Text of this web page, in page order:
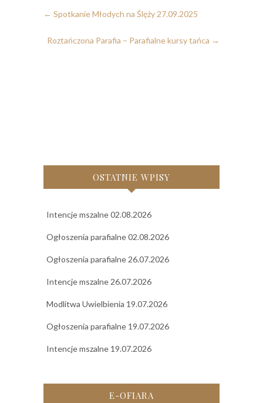
← Spotkanie Młodych na Ślęży 27.09.2025
Roztańczona Parafia – Parafialne kursy tańca →
OSTATNIE WPISY
Intencje mszalne 02.08.2026
Ogłoszenia parafialne 02.08.2026
Ogłoszenia parafialne 26.07.2026
Intencje mszalne 26.07.2026
Modlitwa Uwielbienia 19.07.2026
Ogłoszenia parafialne 19.07.2026
Intencje mszalne 19.07.2026
E-OFIARA